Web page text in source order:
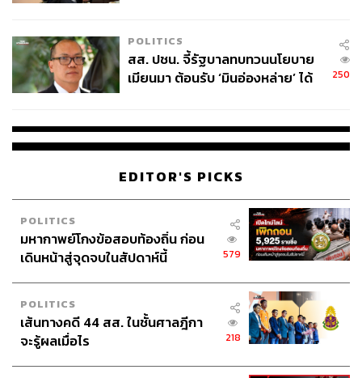
POLITICS
สส. ปชน. จี้รัฐบาลทบทวนนโยบาย
เมียนมา ต้อนรับ ‘มินอ่องหล่าย’ ได้
250
EDITOR'S PICKS
POLITICS
มหากาพย์โกงข้อสอบท้องถิ่น ก่อน
เดินหน้าสู่จุดจบในสัปดาห์นี้
579
POLITICS
เส้นทางคดี 44 สส. ในชั้นศาลฎีกา
จะรู้ผลเมื่อไร
218